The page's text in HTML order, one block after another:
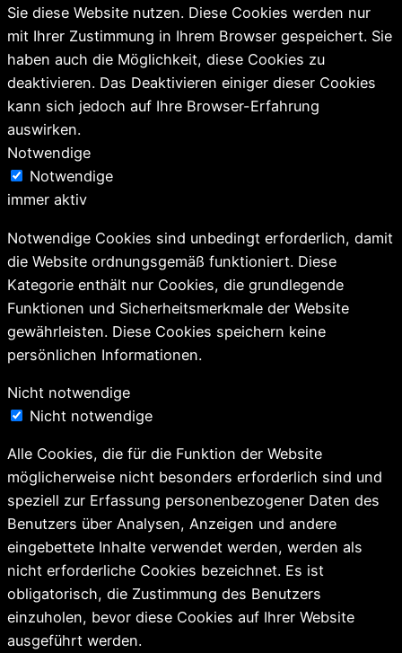
Sie diese Website nutzen. Diese Cookies werden nur
mit Ihrer Zustimmung in Ihrem Browser gespeichert. Sie
haben auch die Möglichkeit, diese Cookies zu
deaktivieren. Das Deaktivieren einiger dieser Cookies
kann sich jedoch auf Ihre Browser-Erfahrung
auswirken.
Notwendige
Notwendige
immer aktiv
Notwendige Cookies sind unbedingt erforderlich, damit
die Website ordnungsgemäß funktioniert. Diese
Kategorie enthält nur Cookies, die grundlegende
Funktionen und Sicherheitsmerkmale der Website
gewährleisten. Diese Cookies speichern keine
persönlichen Informationen.
Nicht notwendige
Nicht notwendige
Alle Cookies, die für die Funktion der Website
möglicherweise nicht besonders erforderlich sind und
speziell zur Erfassung personenbezogener Daten des
Benutzers über Analysen, Anzeigen und andere
eingebettete Inhalte verwendet werden, werden als
nicht erforderliche Cookies bezeichnet. Es ist
obligatorisch, die Zustimmung des Benutzers
einzuholen, bevor diese Cookies auf Ihrer Website
ausgeführt werden.